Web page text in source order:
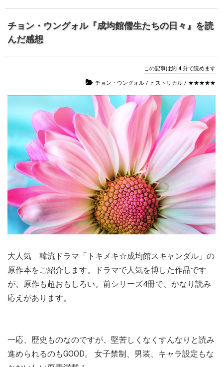
チョン・ウングォル『成均館儒生たちの日々』を読
んだ感想
この記事は約 4分で読めます
チョン・ウングォル / ヒストリカル / ★★★★★
大人気 韓流ドラマ「トキメキ☆成均館スキャンダル」の
原作本をご紹介します。ドラマで人気を博した作品です
が、原作も超おもしろい。前シリーズ4冊で、かなり読み
応えがあります。
一応、歴史ものなのですが、堅苦しくなくすんなりと読み
進められるのもGOOD。
女子禁制、男装、キャラ設定もな